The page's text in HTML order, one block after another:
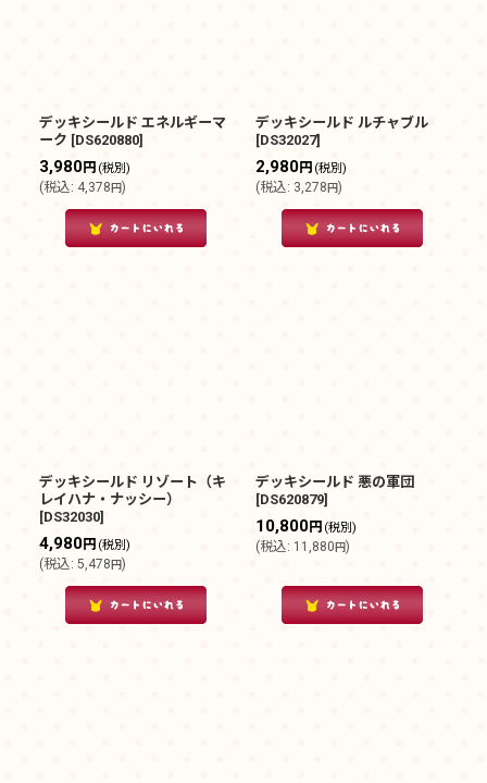
デッキシールド エネルギーマ
ーク [DS620880]
3,980円 (税別)
(税込: 4,378円)
デッキシールド ルチャブル
[DS32027]
2,980円 (税別)
(税込: 3,278円)
デッキシールド リゾート（キ
レイハナ・ナッシー）
[DS32030]
4,980円 (税別)
(税込: 5,478円)
デッキシールド 悪の軍団
[DS620879]
10,800円 (税別)
(税込: 11,880円)